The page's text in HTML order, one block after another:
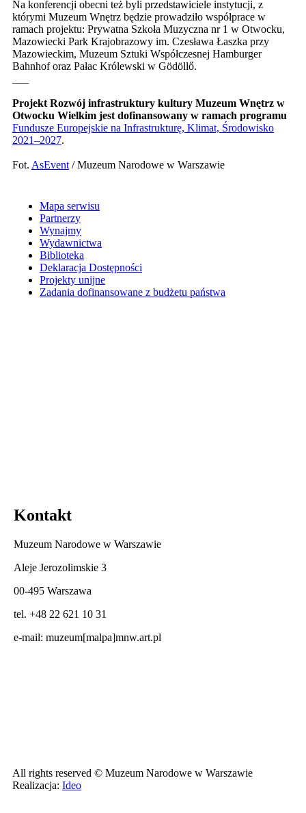
Na konferencji obecni też byli przedstawiciele instytucji, z
którymi Muzeum Wnętrz będzie prowadziło współprace w
ramach projektu: Prywatna Szkoła Muzyczna nr 1 w Otwocku,
Mazowiecki Park Krajobrazowy im. Czesława Łaszka przy
Mazowieckim, Muzeum Sztuki Współczesnej Hamburger
Bahnhof oraz Pałac Królewski w Gödöllő.
Projekt Rozwój infrastruktury kultury Muzeum Wnętrz w
Otwocku Wielkim jest dofinansowany w ramach programu
Fundusze Europejskie na Infrastrukturę, Klimat, Środowisko
2021–2027.
Fot. AsEvent / Muzeum Narodowe w Warszawie
Mapa serwisu
Partnerzy
Wynajmy
Wydawnictwa
Biblioteka
Deklaracja Dostępności
Projekty unijne
Zadania dofinansowane z budżetu państwa
Kontakt
Muzeum Narodowe w Warszawie
Aleje Jerozolimskie 3
00-495 Warszawa
tel. +48 22 621 10 31
e-mail: muzeum[malpa]mnw.art.pl
All rights reserved © Muzeum Narodowe w Warszawie
Realizacja: Ideo